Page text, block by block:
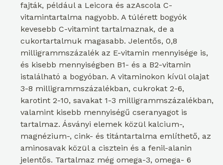
fajták, például a Leicora és azAscola C-
vitamintartalma nagyobb. A túlérett bogyók
kevesebb C-vitamint tartalmaznak, de a
cukortartalmuk magasabb. Jelentős, 0,8
milligrammszázalék az E-vitamin mennyisége is,
és kisebb mennyiségben B1- és a B2-vitamin
istalálható a bogyóban. A vitaminokon kívül olajat
3-8 milligrammszázalékban, cukrokat 2-6,
karotint 2-10, savakat 1-3 milligrammszázalékban,
valamint kisebb mennyiségű cseranyagot is
tartalmaz. Ásványi elemek közül kalcium-,
magnézium-, cink- és titántartalma említhető, az
aminosavak közül a cisztein és a fenil-alanin
jelentős. Tartalmaz még omega-3, omega- 6